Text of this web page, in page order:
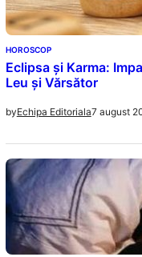
HOROSCOP
Eclipsa și Karma:
Leu și Vărsător
byEchipa Editoriala7 august